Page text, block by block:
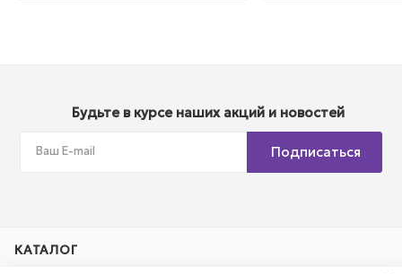
Будьте в курсе наших акций и новостей
Подписаться
КАТАЛОГ